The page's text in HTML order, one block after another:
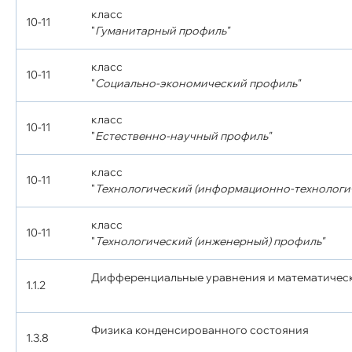
10-11
класс
"Гуманитарный профиль"
10-11
класс
"Социально-экономический профиль"
10-11
класс
"Естественно-научный профиль"
10-11
класс
"Технологический (информационно-
10-11
класс
"Технологический (инженерный) профиль"
1.1.2
Дифференциальные уравнения и
1.3.8
Физика конденсированного состояния